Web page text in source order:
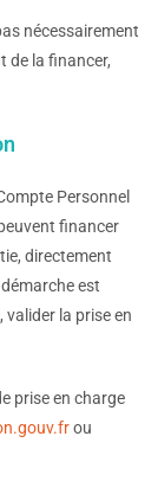
nécessairement
de la financer,
Personnel
financer
directement
est
valider la prise en
prise en charge
ou